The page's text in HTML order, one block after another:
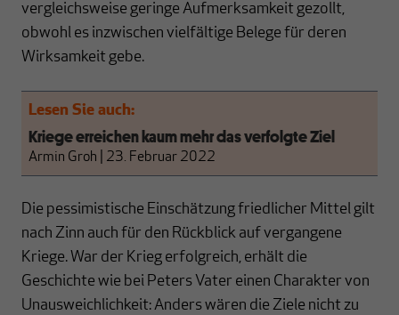
vergleichsweise geringe Aufmerksamkeit gezollt,
obwohl es inzwischen vielfältige Belege für deren
Wirksamkeit gebe.
Lesen Sie auch:
Kriege erreichen kaum mehr das verfolgte Ziel
Armin Groh 23. Februar 2022
Die pessimistische Einschätzung friedlicher Mittel gilt
nach Zinn auch für den Rückblick auf vergangene
Kriege. War der Krieg erfolgreich, erhält die
Geschichte wie bei Peters Vater einen Charakter von
Unausweichlichkeit: Anders wären die Ziele nicht zu